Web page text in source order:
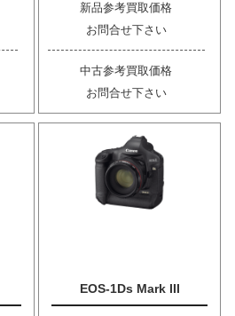
新品参考買取価格
お問合せ下さい
中古参考買取価格
お問合せ下さい
EOS-1Ds Mark III